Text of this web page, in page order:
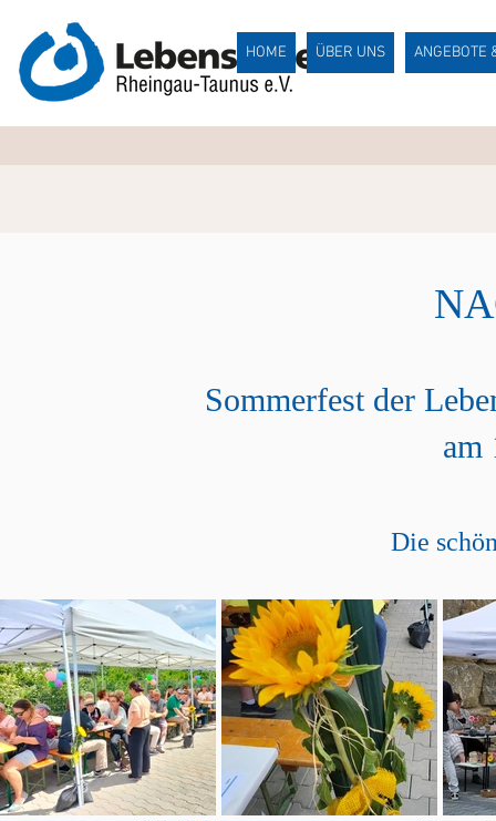
HOME ÜBER UNS ANGEBOTE
Sommerfest der
am
Die